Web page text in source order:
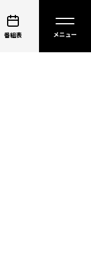
番組表